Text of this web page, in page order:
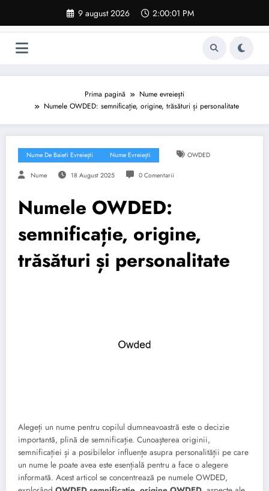
conținut
9 august 2026 2:00:01 PM
Prima pagină
Nume evreiești
Numele OWDED: semnificație, origine, trăsături și personalitate
Nume De Baieti Evreiești Nume Evreiești OWDED
Nume 18 August 2025 0 Comentarii
Numele OWDED:
semnificație, origine,
trăsături și personalitate
Alegeți un nume pentru copilul dumneavoastră este o decizie
importantă, plină de semnificație. Cunoașterea originii,
semnificației și a posibilelor influențe asupra personalității pe care
un nume le poate avea este esențială pentru a face o alegere
informată. Acest articol se concentrează pe numele OWDED,